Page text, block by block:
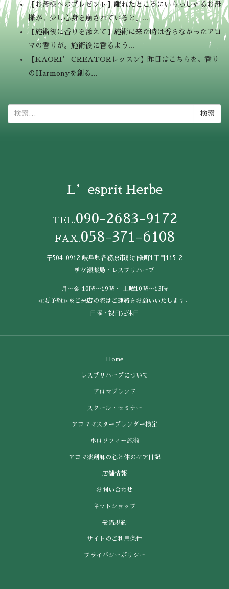
【お母様へのプレゼント】離れたところにいらっしゃるお母
様が、少し心身を崩されていると。...
【施術後に香りを添えて】施術に来た時は香らなかったアロ
マの香りが。施術後に香るよう...
【KAORI’ CREATORレッスン】昨日はこちらを。香り
のHarmonyを創る...
索:
L’esprit Herbe
TEL.090-2683-9172
FAX.058-371-6108
〒504-0912 岐阜県各務原市那加桜町1丁目115-2
柳ケ瀬薬局・レスプリハーブ
⽉〜⾦ 10時〜19時・ ⼟曜10時〜13時
≪要予約≫※ご来店の際はご連絡をお願いいたします。
⽇曜・祝⽇定休⽇
Home
レスプリハーブについて
アロマブレンド
スクール・セミナー
アロママスターブレンダー検定
ホロソフィー施術
アロマ薬剤師の心と体のケア日記
店舗情報
お問い合わせ
ネットショップ
受講規約
サイトのご利用条件
プライバシーポリシー